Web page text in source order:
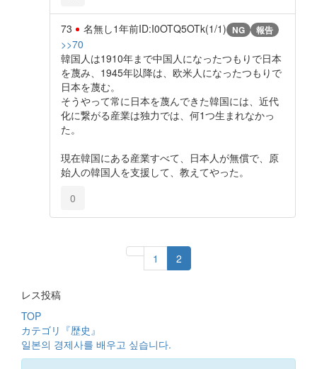
73 名無し1年前ID:I0OTQ5OTk(1/1) NG 報告
>>70
韓国人は1910年まで中国人になったつもりで日本
を蔑み、1945年以降は、欧米人になったつもりで
日本を蔑む。
そうやって常に日本を蔑んできた韓国には、近代
化に繋がる産業は独力では、何1つ生まれなかっ
た。
現在韓国にある産業すべて、日本人が無償で、原
始人の韓国人を支援して、教えてやった。
0
1 2
レス投稿
TOP
カテゴリ『歴史』
일본의 경제사를 배우고 싶습니다.